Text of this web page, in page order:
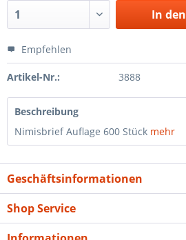
In den
Empfehlen
Artikel-Nr.: 3888
Beschreibung
Nimisbrief Auflage 600 Stück mehr
Geschäftsinformationen
Shop Service